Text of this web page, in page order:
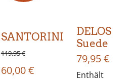
SANTORINI
119,95€
Ursprünglicher
60,00€Aktueller
DELOS
Suede
79,95€
Enthält